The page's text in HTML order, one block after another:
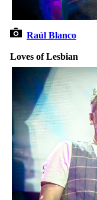
Raúl Blanco
Loves of Lesbian